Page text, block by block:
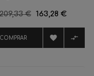
€ Precio
163,28 €
COMPRAR  